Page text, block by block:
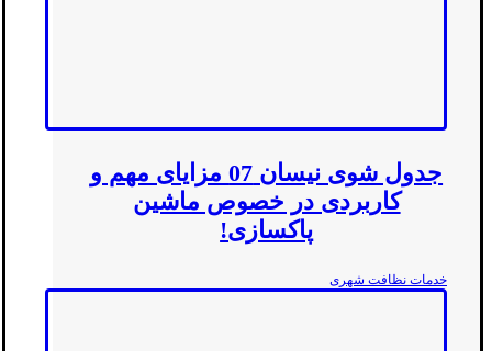
جدول شوی نیسان 07 مزایای مهم و
کاربردی در خصوص ماشین
پاکسازی!
خدمات نظافت شهری